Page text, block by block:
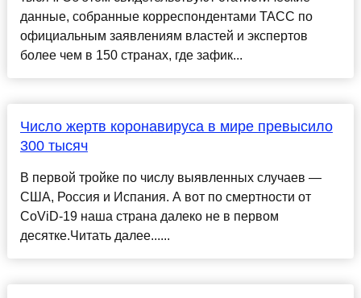
данные, собранные корреспондентами ТАСС по
официальным заявлениям властей и экспертов
более чем в 150 странах, где зафик...
Число жертв коронавируса в мире превысило
300 тысяч
В первой тройке по числу выявленных случаев —
США, Россия и Испания. А вот по смертности от
CoViD-19 наша страна далеко не в первом
десятке.Читать далее......